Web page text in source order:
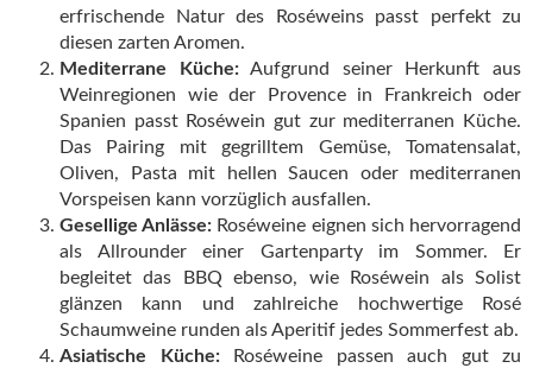
erfrischende Natur des Roséweins passt perfekt zu
diesen zarten Aromen.
Mediterrane Küche:Aufgrund seiner Herkunft aus
Weinregionen wie der Provence in Frankreich oder
Spanien passt Roséwein gut zur mediterranen Küche.
Das Pairing mit gegrilltem Gemüse, Tomatensalat,
Oliven, Pasta mit hellen Saucen oder mediterranen
Vorspeisen kann vorzüglich ausfallen.
Gesellige Anlässe: Roséweine eignen sich hervorragend
als Allrounder einer Gartenparty im Sommer. Er
begleitet das BBQ ebenso, wie Roséwein als Solist
glänzen kann und zahlreiche hochwertige Rosé
Schaumweine runden als Aperitif jedes Sommerfest ab.
Asiatische Küche:Roséweine passen auch gut zu